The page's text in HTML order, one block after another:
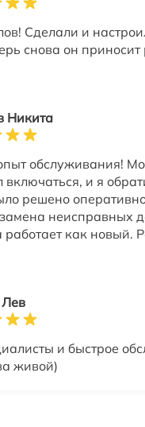
Сделали и
снова он приносит
Никита
обслуживания!
включаться, и я
решено
неисправных
работает как новый.
и быстрое
живой)